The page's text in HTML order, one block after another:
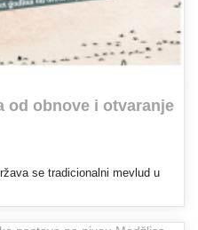
od obnove i otvaranje
se tradicionalni mevlud u